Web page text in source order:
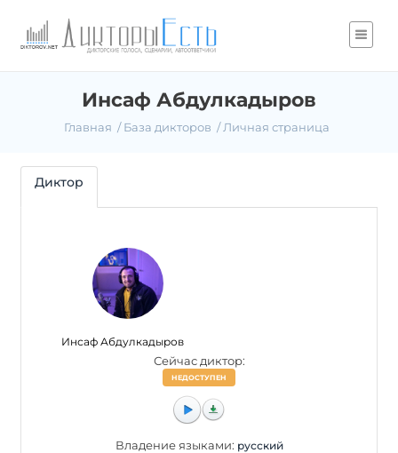
Инсаф Абдулкадыров
Главная База дикторов Личная страница
Диктор
Инсаф Абдулкадыров
Сейчас диктор:
НЕДОСТУПЕН
Владение языками: русский